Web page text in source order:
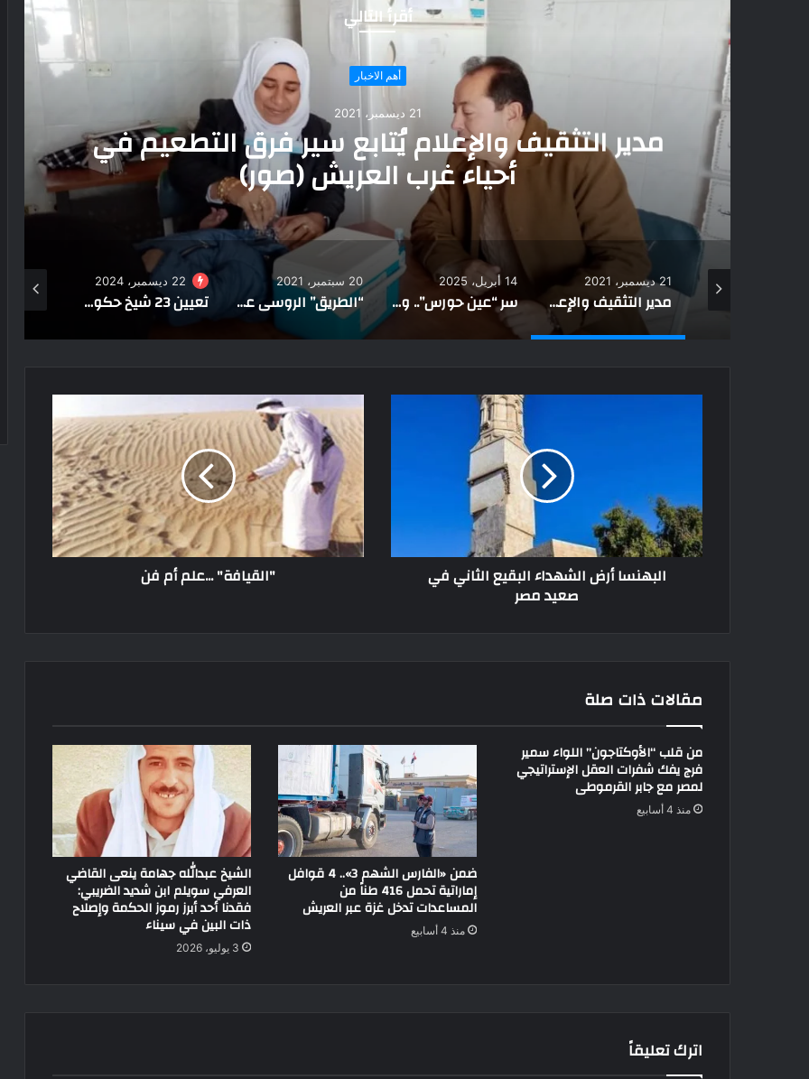
أقرأ التالي
المزيد
14 أبريل، 2025
سر “عين حورس”.. ولماذا توجد في العديد من
المدافن المصرية القديمة؟
14 أبريل، 2025
سر “عين حورس”.. ولماذا توجد في العديد من المدافن المصرية القديمة؟
20 سبتمبر، 2021
“الطريق” الروسى على مسرح الهناجر
22 ديسمبر، 2024
تعيين 23 شيخ حكومي للقبائل والعائلات في شمال سيناء
31 أغسطس، 2023
وزيرة التضامن الاجتماعي تتفقد قافلة الهلال الأحمر الطبية في الشيخ زويد
21 ديسمبر، 2021
البهنسا أرض الشهداء البقيع الثاني في
صعيد مصر
"القيافة" ...علم أم فن
مقالات ذات صلة
من قلب “الأوكتاجون” اللواء سمير
فرج يفك شفرات العقل الإستراتيجي
لمصر مع جابر القرموطى
منذ 4 أسابيع
ضمن «الفارس الشهم 3».. 4 قوافل
إماراتية تحمل 416 طناً من
المساعدات تدخل غزة عبر العريش
منذ 4 أسابيع
الشيخ عبدالله جهامة ينعى القاضي
العرفي سويلم ابن شديد الضريبي:
فقدنا أحد أبرز رموز الحكمة وإصلاح
ذات البين في سيناء
3 يوليو، 2026
اترك تعليقاً